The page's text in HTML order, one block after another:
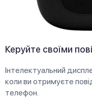
Керуйте своїми
Інтелектуальний
коли ви отримуєте
телефон.